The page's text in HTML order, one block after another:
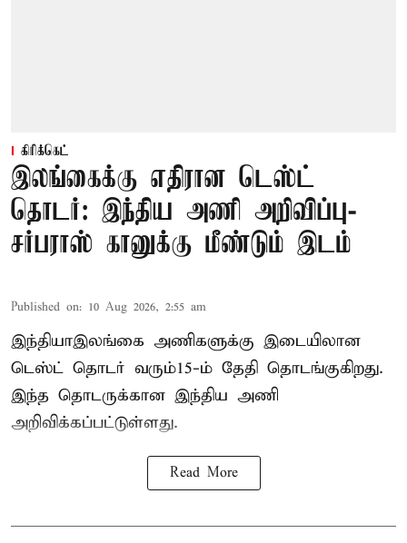
கிரிக்கெட்
இலங்கைக்கு எதிரான டெஸ்ட்
தொடர்: இந்திய அணி அறிவிப்பு-
சர்பராஸ் கானுக்கு மீண்டும் இடம்
Published on: 10 Aug 2026, 2:55 am
இந்தியா–இலங்கை அணிகளுக்கு இடையிலான
டெஸ்ட் தொடர் வரும்15-ம் தேதி தொடங்குகிறது.
இந்த தொடருக்கான இந்திய அணி
அறிவிக்கப்பட்டுள்ளது.
Read More